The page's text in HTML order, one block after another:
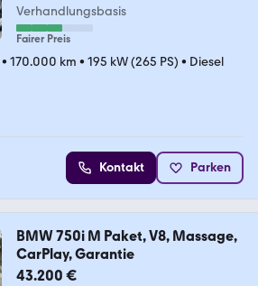
Verhandlungsbasis
Fairer Preis
• 170.000 km • 195 kW (265 PS) • Diesel
Kontakt Parken
BMW 750i M Paket, V8, Massage,
CarPlay, Garantie
43.200 €